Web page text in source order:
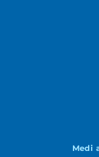
Medi